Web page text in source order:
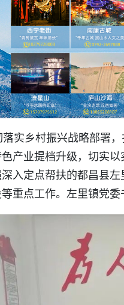
实乡村振兴战略部署
产业提档升级，切实
入定点帮扶的都昌县
重点工作。左里镇党